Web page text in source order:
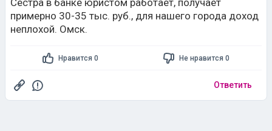
Сестра в банке юристом работает, получает
примерно 30-35 тыс. руб., для нашего города доход
неплохой. Омск.
Нравится 0 Не нравится 0
Ответить